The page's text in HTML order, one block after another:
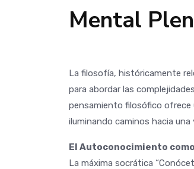
Mental
La filosofía, históricamente
para abordar las
pensamiento filosófico ofrece
iluminando caminos hacia
El Autoconocimiento
La máxima socrática